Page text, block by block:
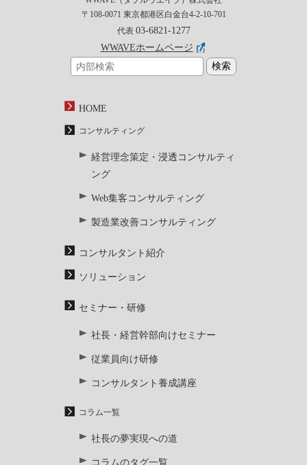
〒108-0071 東京都港区白金台4-2-10-701
代表 03-6821-1277
WWAVEホームページ
HOME
コンサルティング
経営理念策定・浸透コンサルティ
ング
Web集客コンサルティング
製造業改善コンサルティング
コンサルタント紹介
ソリューション
セミナー・研修
社長・経営幹部向けセミナー
従業員向け研修
コンサルタント養成講座
コラム一覧
社長の夢実現への道
コラムのタグ一覧